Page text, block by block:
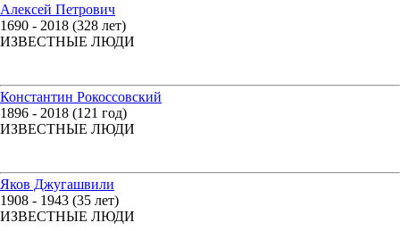
Алексей Петрович
1690 - 2018 (328 лет)
ИЗВЕСТНЫЕ ЛЮДИ
Константин Рокоссовский
1896 - 2018 (121 год)
ИЗВЕСТНЫЕ ЛЮДИ
Яков Джугашвили
1908 - 1943 (35 лет)
ИЗВЕСТНЫЕ ЛЮДИ